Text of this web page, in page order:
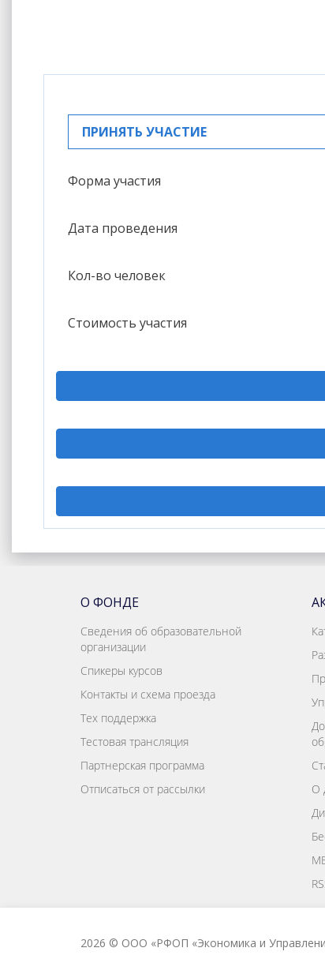
ПРИНЯТЬ УЧАСТИЕ
Форма участия
Дата проведения
Кол-во человек
Стоимость участия
О ФОНДЕ
Сведения об образовательной
организации
Спикеры курсов
Контакты и схема проезда
Тех поддержка
Тестовая трансляция
Партнерская программа
Отписаться от рассылки
О
2026 © ООО «РФОП «Экономика и